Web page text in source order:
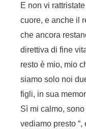
E non vi
cuore, e anche il
che ancora
direttiva di fine
resto è mio, mio
siamo solo noi
figli, in sua
Sì mi calmo,
vediamo presto